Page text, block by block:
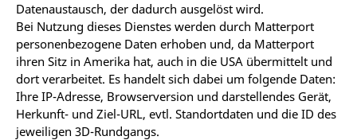
Datenaustausch, der dadurch ausgelöst wird.
Bei Nutzung dieses Dienstes werden durch Matterport
personenbezogene Daten erhoben und, da Matterport
ihren Sitz in Amerika hat, auch in die USA übermittelt und
dort verarbeitet. Es handelt sich dabei um folgende Daten:
Ihre IP-Adresse, Browserversion und darstellendes Gerät,
Herkunft- und Ziel-URL, evtl. Standortdaten und die ID des
jeweiligen 3D-Rundgangs.